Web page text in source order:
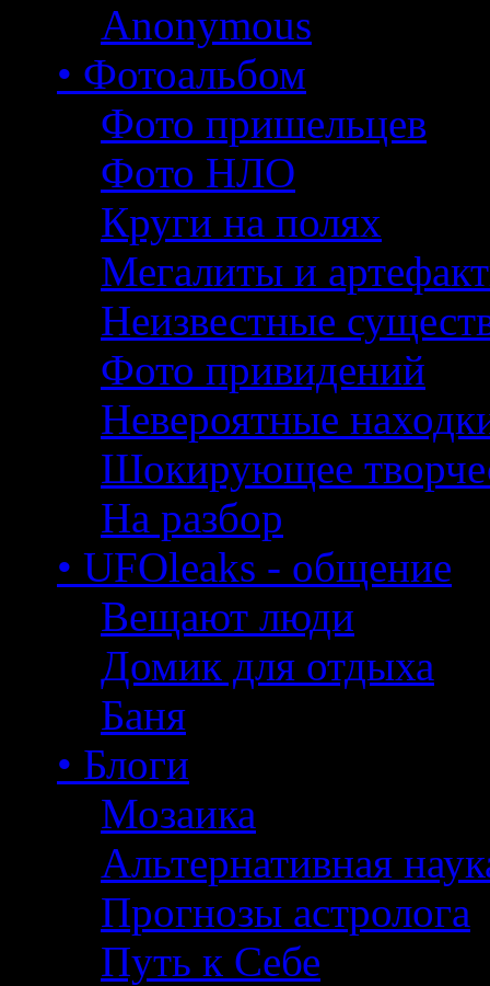
Anonymous
• Фотоальбом
Фото пришельцев
Фото НЛО
Круги на полях
Мегалиты и
Неизвестные
Фото привидений
Невероятные
Шокирующее
На разбор
• UFOleaks - общение
Вещают люди
Домик для отдыха
Баня
• Блоги
Мозаика
Альтернативная
Прогнозы астролога
Путь к Себе